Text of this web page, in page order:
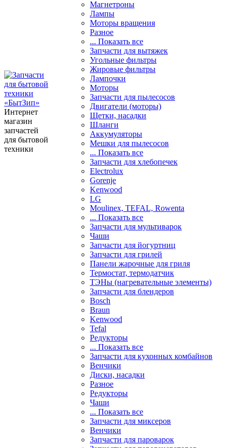
Интернет
магазин
запчастей
для бытовой
техники
Магнетроны
Лампы
Моторы вращения
Разное
... Показать все
Запчасти для вытяжек
Угольные фильтры
Жировые фильтры
Лампочки
Моторы
Запчасти для пылесосов
Двигатели (моторы)
Щетки, насадки
Шланги
Аккумуляторы
Мешки для пылесосов
... Показать все
Запчасти для хлебопечек
Electrolux
Gorenje
Kenwood
LG
Moulinex, TEFAL, Rowenta
... Показать все
Запчасти для мультиварок
Чаши
Запчасти для йогуртниц
Запчасти для грилей
Панели жарочные для гриля
Термостат, термодатчик
ТЭНы (нагревательные элементы)
Запчасти для блендеров
Bosch
Braun
Kenwood
Tefal
Редукторы
... Показать все
Запчасти для кухонных комбайнов
Венчики
Диски, насадки
Разное
Редукторы
Чаши
... Показать все
Запчасти для миксеров
Венчики
Запчасти для пароварок